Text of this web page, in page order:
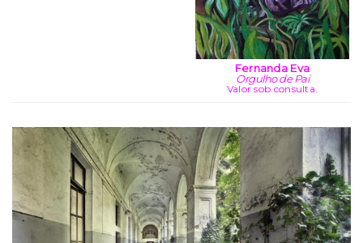
Fernanda Eva
Orgulho de Pai
Valor sob consulta.